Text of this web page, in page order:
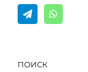
ПОИСК